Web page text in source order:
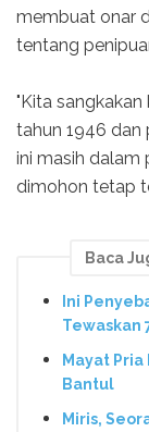
membuat onar
tentang
"Kita sangkakan
tahun 1946 dan
ini masih dalam
dimohon tetap
Baca
Ini
Tewaskan
Mayat
Bantul
Miris,